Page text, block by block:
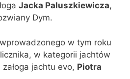
Jacka Paluszkiewicza,
Dym.
w tym roku
w kategorii jachtów
załoga jachtu evo, Piotra